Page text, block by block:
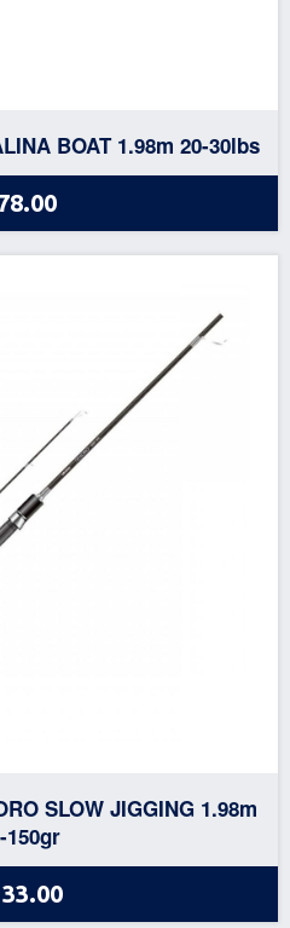
BOAT 1.98m 20-30lbs
SLOW JIGGING 1.98m
150gr